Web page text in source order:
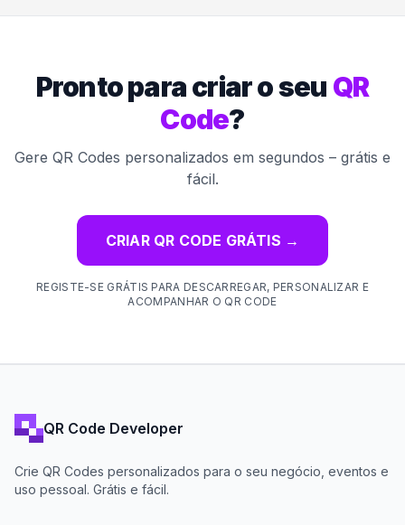
Pronto para criar o seu QR
Code?
Gere QR Codes personalizados em segundos – grátis e
fácil.
CRIAR QR CODE GRÁTIS →
REGISTE-SE GRÁTIS PARA DESCARREGAR, PERSONALIZAR E
ACOMPANHAR O QR CODE
QR Code Developer
Crie QR Codes personalizados para o seu negócio, eventos e
uso pessoal. Grátis e fácil.